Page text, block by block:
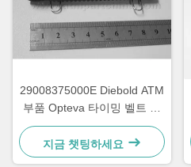
29008375000E Diebold ATM
부품 Opteva 타이밍 벨트 운
송 벨트 67T
지금 챗팅하세요